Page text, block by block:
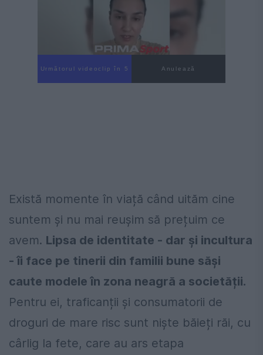
Următorul videoclip în 4 Anulează
Există momente în viață când uităm cine
suntem și nu mai reușim să prețuim ce
avem. Lipsa de identitate - dar și incultura
- îi face pe tinerii din familii bune săși
caute modele în zona neagră a societății.
Pentru ei, traficanții și consumatorii de
droguri de mare risc sunt niște băieți răi, cu
cârlig la fete, care au ars etapa